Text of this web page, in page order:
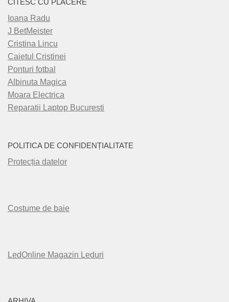
CITESC CU PLACERE
Ioana Radu
J BetMeister
Cristina Lincu
Caietul Cristinei
Ponturi fotbal
Albinuta Magica
Moara Electrica
Reparatii Laptop Bucuresti
POLITICA DE CONFIDENȚIALITATE
Protecția datelor
Costume de baie
LedOnline Magazin Leduri